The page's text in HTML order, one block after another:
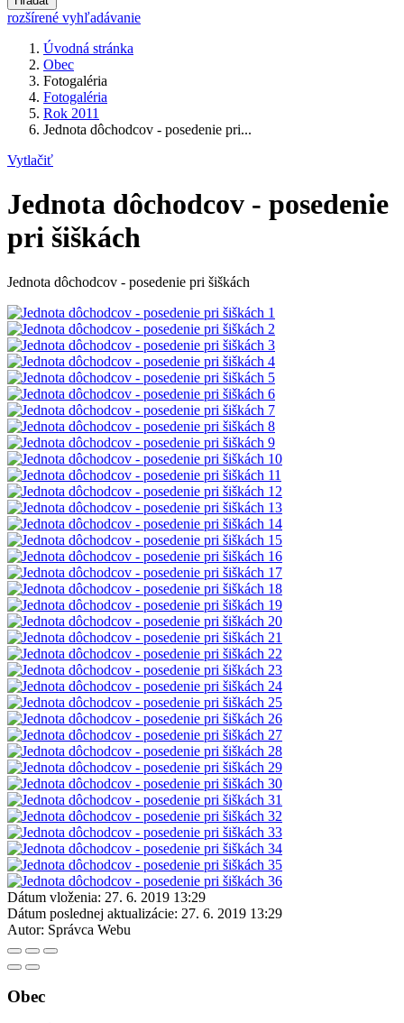
rozšírené vyhľadávanie
Úvodná stránka
Obec
Fotogaléria
Fotogaléria
Rok 2011
Jednota dôchodcov - posedenie pri...
Vytlačiť
Jednota dôchodcov - posedenie
pri šiškách
Jednota dôchodcov - posedenie pri šiškách
Dátum vloženia: 27. 6. 2019 13:29
Dátum poslednej aktualizácie: 27. 6. 2019 13:29
Autor: Správca Webu
Obec